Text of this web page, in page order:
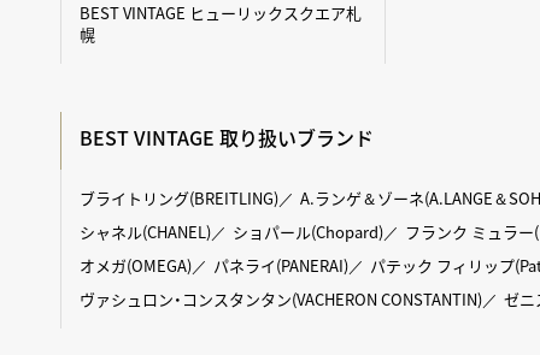
BEST VINTAGE ヒューリックスクエア札
幌
BEST VINTAGE 取り扱いブランド
ブライトリング(BREITLING)
A.ランゲ＆ゾーネ(A.LANGE＆
シャネル(CHANEL)
ショパール(Chopard)
フランク ミュラー
オメガ(OMEGA)
パネライ(PANERAI)
パテック フィリップ
ヴァシュロン・コンスタンタン(VACHERON CONSTANTIN)
ゼニ